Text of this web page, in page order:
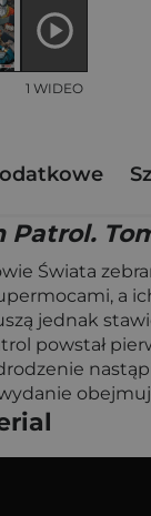
1 WIDEO
Patrol.
Świata
a
jednak
powstał